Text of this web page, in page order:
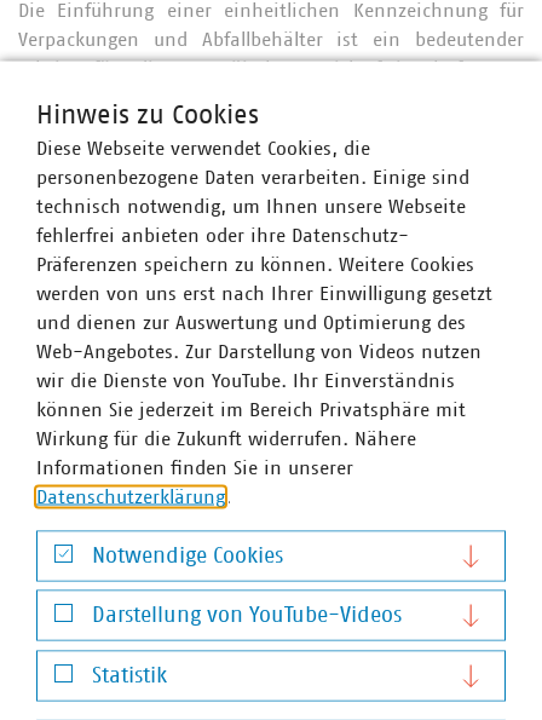
Die Einführung einer einheitlichen Kennzeichnung für
Verpackungen und Abfallbehälter ist ein bedeutender
flexible und kostengünstige Lösung. Ob es sich EU-weit
durchsetzt, entscheidet sich im Sommer 2026.
Ansprechpartner
Hinweis zu Cookies
Diese Webseite verwendet Cookies, die
personenbezogene Daten verarbeiten. Einige sind
technisch notwendig, um Ihnen unsere Webseite
fehlerfrei anbieten oder ihre Datenschutz-
Präferenzen speichern zu können. Weitere Cookies
werden von uns erst nach Ihrer Einwilligung gesetzt
und dienen zur Auswertung und Optimierung des
Web-Angebotes. Zur Darstellung von Videos nutzen
wir die Dienste von YouTube. Ihr Einverständnis
können Sie jederzeit im Bereich Privatsphäre mit
Wirkung für die Zukunft widerrufen. Nähere
Informationen finden Sie in unserer
Datenschutzerklärung
Notwendige Cookies
Notwendige Cookies
Darstellung von YouTube-Videos
Darstellung von YouTube-Videos
Statistik
Statistik